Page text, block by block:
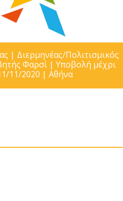
| Διερμηνέας/Πολιτισμικός
Φαρσί | Υποβολή μέχρι
11/2020 | Αθήνα